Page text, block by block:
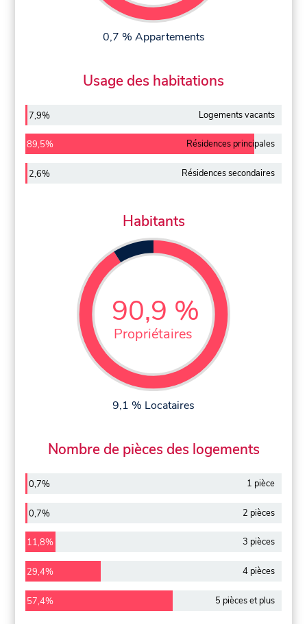
0,7 % Appartements
Usage des habitations
7,9% Logements vacants
89,5% Résidences principales
2,6% Résidences secondaires
Habitants
90,9 %
Propriétaires
9,1 % Locataires
Nombre de pièces des logements
0,7% 1 pièce
0,7% 2 pièces
11,8% 3 pièces
29,4% 4 pièces
57,4% 5 pièces et plus